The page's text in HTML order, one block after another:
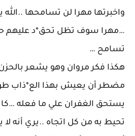
واخبرتها مهرا لن تسامحها
…مهرا سوف تظل تحق*د عليهم
تسامح …
هكذا فكر مروان وهو يشعر
مضطر أن يعيش بهذا الع*ذاب
يستحق الغفران علي ما فعله
تحيط به من كل اتجاه ..يري أنه